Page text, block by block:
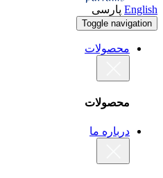
English پارسی
Toggle navigation
محصولات
محصولات
درباره ما